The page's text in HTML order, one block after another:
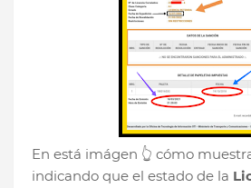
En está imágen 👆 cómo
indicando que el estado de la